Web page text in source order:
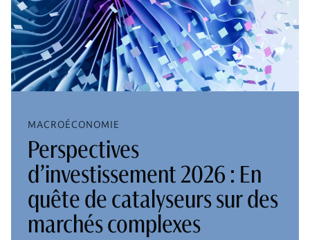
MACROÉCONOMIE
Perspectives
d’investissement 2026 : En
quête de catalyseurs sur des
marchés complexes